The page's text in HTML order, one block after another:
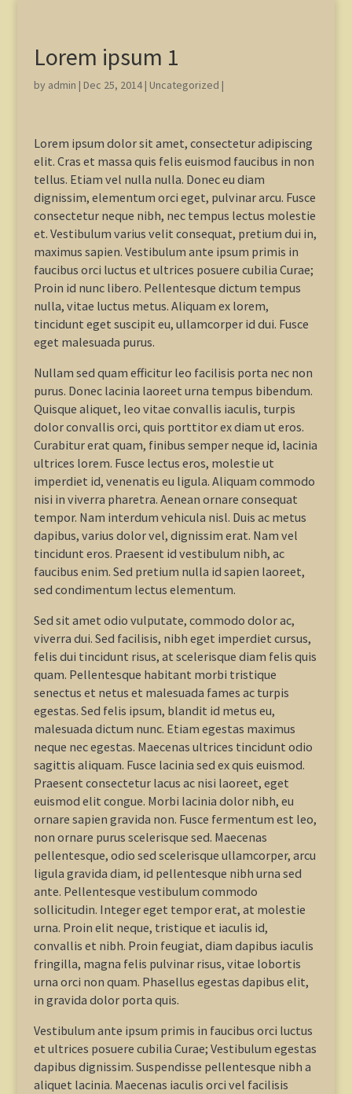
Lorem ipsum 1
by admin | Dec 25, 2014| Uncategorized |
Lorem ipsum dolor sit amet, consectetur adipiscing
elit. Cras et massa quis felis euismod faucibus in non
tellus. Etiam vel nulla nulla. Donec eu diam
dignissim, elementum orci eget, pulvinar arcu. Fusce
consectetur neque nibh, nec tempus lectus molestie
et. Vestibulum varius velit consequat, pretium dui in,
maximus sapien. Vestibulum ante ipsum primis in
faucibus orci luctus et ultrices posuere cubilia Curae;
Proin id nunc libero. Pellentesque dictum tempus
nulla, vitae luctus metus. Aliquam ex lorem,
tincidunt eget suscipit eu, ullamcorper id dui. Fusce
eget malesuada purus.
Nullam sed quam efficitur leo facilisis porta nec non
purus. Donec lacinia laoreet urna tempus bibendum.
Quisque aliquet, leo vitae convallis iaculis, turpis
dolor convallis orci, quis porttitor ex diam ut eros.
Curabitur erat quam, finibus semper neque id, lacinia
ultrices lorem. Fusce lectus eros, molestie ut
imperdiet id, venenatis eu ligula. Aliquam commodo
nisi in viverra pharetra. Aenean ornare consequat
tempor. Nam interdum vehicula nisl. Duis ac metus
dapibus, varius dolor vel, dignissim erat. Nam vel
tincidunt eros. Praesent id vestibulum nibh, ac
faucibus enim. Sed pretium nulla id sapien laoreet,
sed condimentum lectus elementum.
Sed sit amet odio vulputate, commodo dolor ac,
viverra dui. Sed facilisis, nibh eget imperdiet cursus,
felis dui tincidunt risus, at scelerisque diam felis quis
quam. Pellentesque habitant morbi tristique
senectus et netus et malesuada fames ac turpis
egestas. Sed felis ipsum, blandit id metus eu,
malesuada dictum nunc. Etiam egestas maximus
neque nec egestas. Maecenas ultrices tincidunt odio
sagittis aliquam. Fusce lacinia sed ex quis euismod.
Praesent consectetur lacus ac nisi laoreet, eget
euismod elit congue. Morbi lacinia dolor nibh, eu
ornare sapien gravida non. Fusce fermentum est leo,
non ornare purus scelerisque sed. Maecenas
pellentesque, odio sed scelerisque ullamcorper, arcu
ligula gravida diam, id pellentesque nibh urna sed
ante. Pellentesque vestibulum commodo
sollicitudin. Integer eget tempor erat, at molestie
urna. Proin elit neque, tristique et iaculis id,
convallis et nibh. Proin feugiat, diam dapibus iaculis
fringilla, magna felis pulvinar risus, vitae lobortis
urna orci non quam. Phasellus egestas dapibus elit,
in gravida dolor porta quis.
Vestibulum ante ipsum primis in faucibus orci luctus
et ultrices posuere cubilia Curae; Vestibulum egestas
dapibus dignissim. Suspendisse pellentesque nibh a
aliquet lacinia. Maecenas iaculis orci vel facilisis